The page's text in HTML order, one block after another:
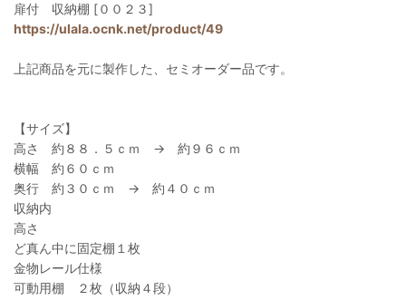
扉付 収納棚 [００２３]
https://ulala.ocnk.net/product/49
上記商品を元に製作した、セミオーダー品です。
【サイズ】
高さ 約８８．５ｃｍ → 約９６ｃｍ
横幅 約６０ｃｍ
奥行 約３０ｃｍ → 約４０ｃｍ
収納内
高さ
ど真ん中に固定棚１枚
金物レール仕様
可動用棚 ２枚（収納４段）